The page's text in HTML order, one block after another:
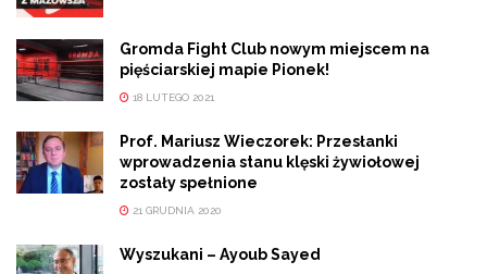
Gromda Fight Club nowym miejscem na
pięściarskiej mapie Pionek!
18 LUTEGO 2021
Prof. Mariusz Wieczorek: Przesłanki
wprowadzenia stanu klęski żywiołowej
zostały spełnione
21 GRUDNIA 2020
Wyszukani – Ayoub Sayed